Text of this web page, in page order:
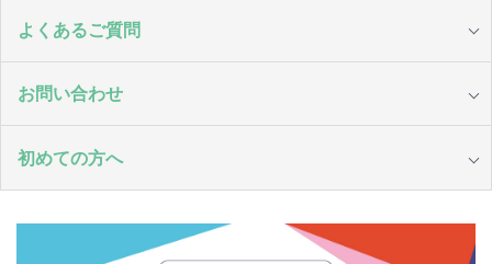
よくあるご質問
お問い合わせ
初めての方へ